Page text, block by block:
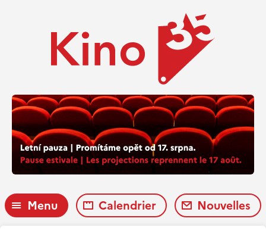
Menu Calendrier Nouvelles